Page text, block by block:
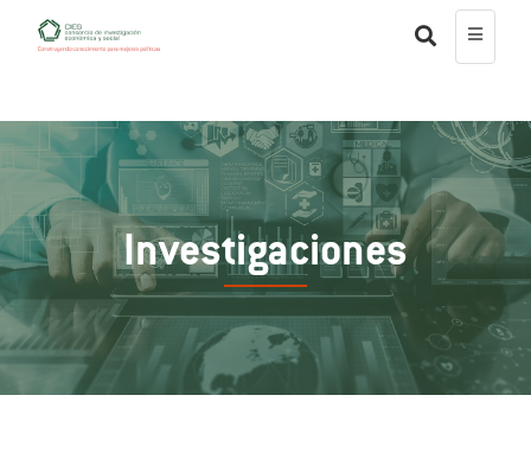
Investigaciones